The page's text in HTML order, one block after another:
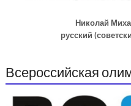
Николай
русский
Всероссийская